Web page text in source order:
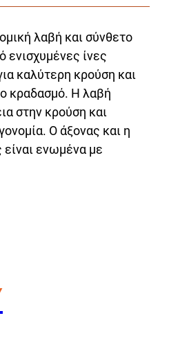
λαβή και σύνθετο
ενισχυμένες ίνες
καλύτερη κρούση και
κραδασμό. Η λαβή
στην κρούση και
Ο άξονας και η
ενωμένα με